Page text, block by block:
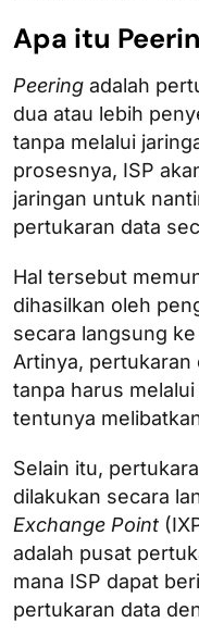
Apa itu
Peering adalah
dua atau lebih
tanpa melalui
prosesnya, ISP
jaringan untuk
pertukaran data
Hal tersebut
dihasilkan oleh
secara langsung
Artinya, pertukaran
tanpa harus
tentunya
Selain itu,
dilakukan secara
Exchange Point
adalah pusat
mana ISP dapat
pertukaran data